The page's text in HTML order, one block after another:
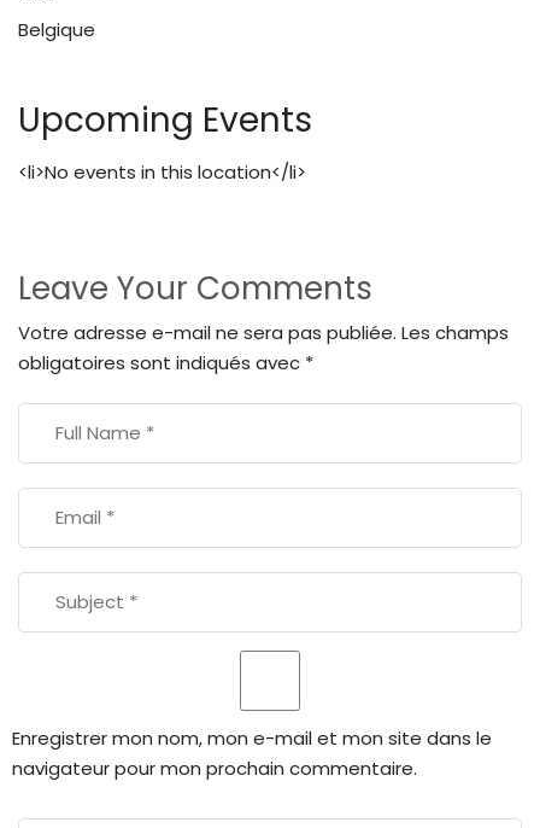
Belgique
Upcoming Events
<li>No events in this location</li>
Leave Your Comments
Votre adresse e-mail ne sera pas publiée. Les champs
obligatoires sont indiqués avec *
Enregistrer mon nom, mon e-mail et mon site dans le
navigateur pour mon prochain commentaire.